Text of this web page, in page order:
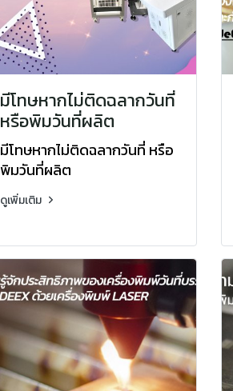
มีโทษหากไม่ติดฉลากวันที่
หรือพิมวันที่ผลิต
มีโทษหากไม่ติดฉลากวันที่ หรือ
พิมวันที่ผลิต
ดูเพิ่มเติม